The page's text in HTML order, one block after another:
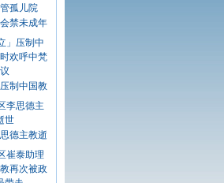
禁未成年
制中国教
德主教逝